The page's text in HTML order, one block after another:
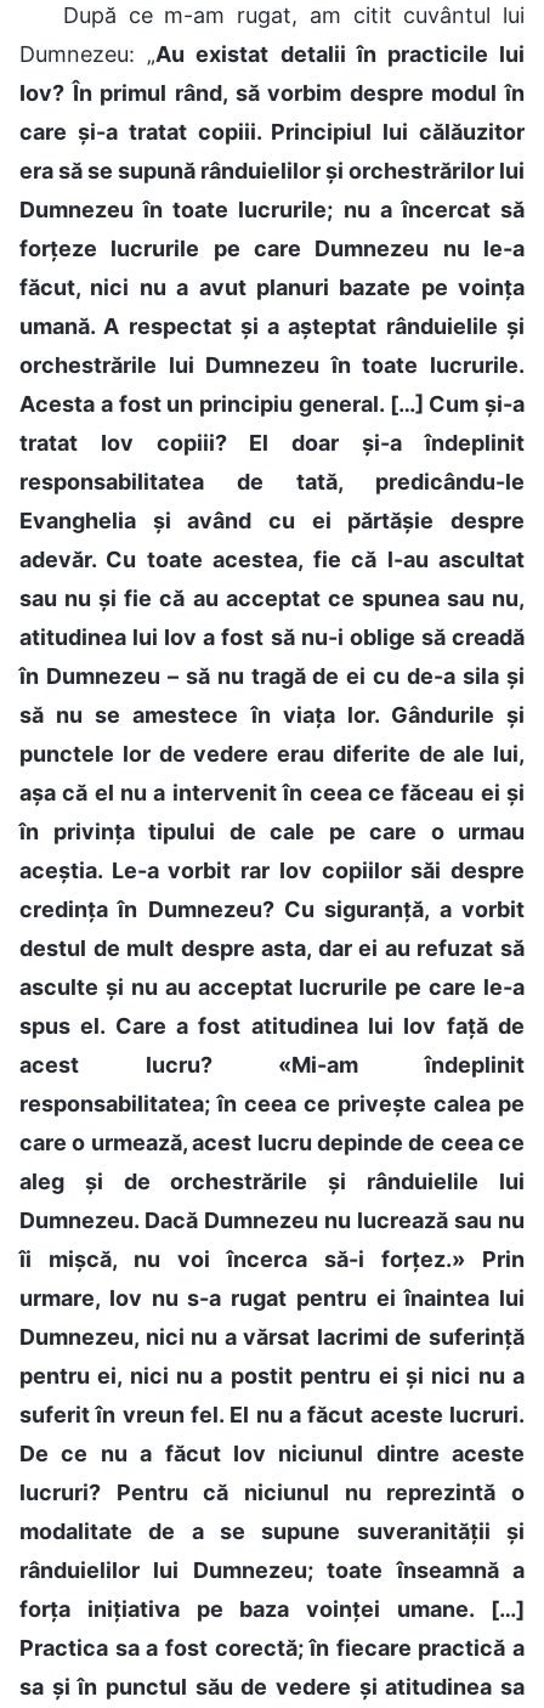
După ce m-am rugat, am citit cuvântul lui
Dumnezeu: „Au existat detalii în practicile lui
Iov? În primul rând, să vorbim despre modul în
care și-a tratat copiii. Principiul lui călăuzitor
era să se supună rânduielilor și orchestrărilor lui
Dumnezeu în toate lucrurile; nu a încercat să
forțeze lucrurile pe care Dumnezeu nu le-a
făcut, nici nu a avut planuri bazate pe voința
umană. A respectat și a așteptat rânduielile și
orchestrările lui Dumnezeu în toate lucrurile.
Acesta a fost un principiu general. […] Cum și-a
tratat Iov copiii? El doar și-a îndeplinit
responsabilitatea de tată, predicându-le
Evanghelia și având cu ei părtășie despre
adevăr. Cu toate acestea, fie că l-au ascultat
sau nu și fie că au acceptat ce spunea sau nu,
atitudinea lui Iov a fost să nu-i oblige să creadă
în Dumnezeu – să nu tragă de ei cu de-a sila și
să nu se amestece în viața lor. Gândurile și
punctele lor de vedere erau diferite de ale lui,
așa că el nu a intervenit în ceea ce făceau ei și
în privința tipului de cale pe care o urmau
aceștia. Le-a vorbit rar Iov copiilor săi despre
credința în Dumnezeu? Cu siguranță, a vorbit
destul de mult despre asta, dar ei au refuzat să
asculte și nu au acceptat lucrurile pe care le-a
spus el. Care a fost atitudinea lui Iov față de
acest lucru? «Mi-am îndeplinit
responsabilitatea; în ceea ce privește calea pe
care o urmează, acest lucru depinde de ceea ce
aleg și de orchestrările și rânduielile lui
Dumnezeu. Dacă Dumnezeu nu lucrează sau nu
îi mișcă, nu voi încerca să-i forțez.» Prin
urmare, Iov nu s-a rugat pentru ei înaintea lui
Dumnezeu, nici nu a vărsat lacrimi de suferință
pentru ei, nici nu a postit pentru ei și nici nu a
suferit în vreun fel. El nu a făcut aceste lucruri.
De ce nu a făcut Iov niciunul dintre aceste
lucruri? Pentru că niciunul nu reprezintă o
modalitate de a se supune suveranității și
rânduielilor lui Dumnezeu; toate înseamnă a
forța inițiativa pe baza voinței umane. […]
Practica sa a fost corectă; în fiecare practică a
sa și în punctul său de vedere și atitudinea sa